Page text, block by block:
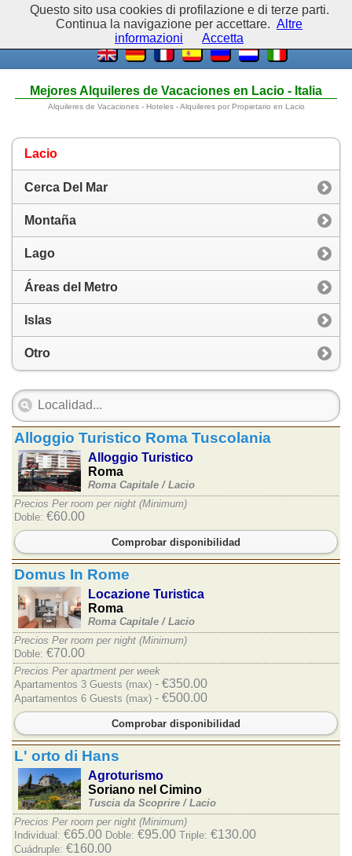
Mejores Alquileres de Vacaciones en Lacio - Italia
Alquileres de Vacaciones - Hoteles - Alquileres por Propietario en Lacio
Lacio
Cerca Del Mar
Montaña
Lago
Áreas del Metro
Islas
Otro
Alloggio Turistico Roma Tuscolania
Alloggio Turistico
Roma
Roma Capitale / Lacio
Precios Per room per night (Minimum)
Doble: €60.00
Comprobar disponibilidad
Domus In Rome
Locazione Turistica
Roma
Roma Capitale / Lacio
Precios Per room per night (Minimum)
Doble: €70.00
Precios Per apartment per week
Apartamentos 3 Guests (max) - €350.00
Apartamentos 6 Guests (max) - €500.00
Comprobar disponibilidad
L' orto di Hans
Agroturismo
Soriano nel Cimino
Tuscia da Scoprire / Lacio
Precios Per room per night (Minimum)
Individual: €65.00 Doble: €95.00 Triple: €130.00
Cuádruple: €160.00
Questo sito usa cookies di profilazione e di terze parti.
Continua la navigazione per accettare. Altre
informazioni
Accetta